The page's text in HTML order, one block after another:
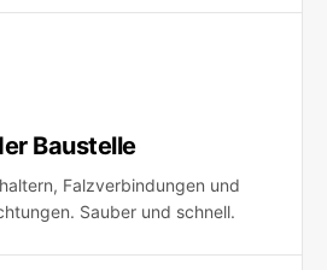
Baustelle
Falzverbindungen und
Sauber und schnell.